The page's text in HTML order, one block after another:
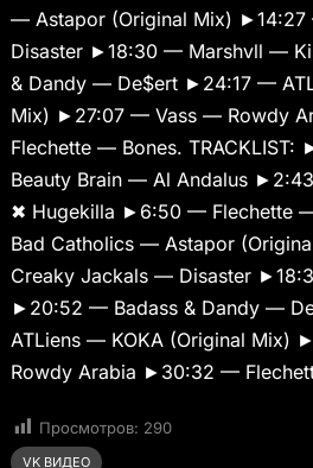
— Astapor (Original Mix)
Disaster ►18:30 — Marshvll —
& Dandy — De$ert ►24:17 —
Mix) ►27:07 — Vass — Rowdy
Flechette — Bones.
Beauty Brain — Al Andalus
✖ Hugekilla ►6:50 — Flechette
Bad Catholics — Astapor
Creaky Jackals — Disaster
►20:52 — Badass & Dandy —
ATLiens — KOKA (Original Mix)
Rowdy Arabia ►30:32 —
Просмотров: 290
VK ВИДЕО